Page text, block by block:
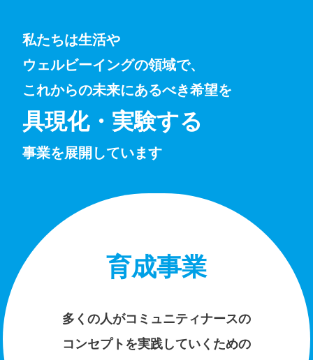
私たちは生活や
ウェルビーイングの領域で、
これからの未来にあるべき希望を
具現化・実験する
事業を展開しています
育成事業
多くの人がコミュニティナースの
コンセプトを実践していくための